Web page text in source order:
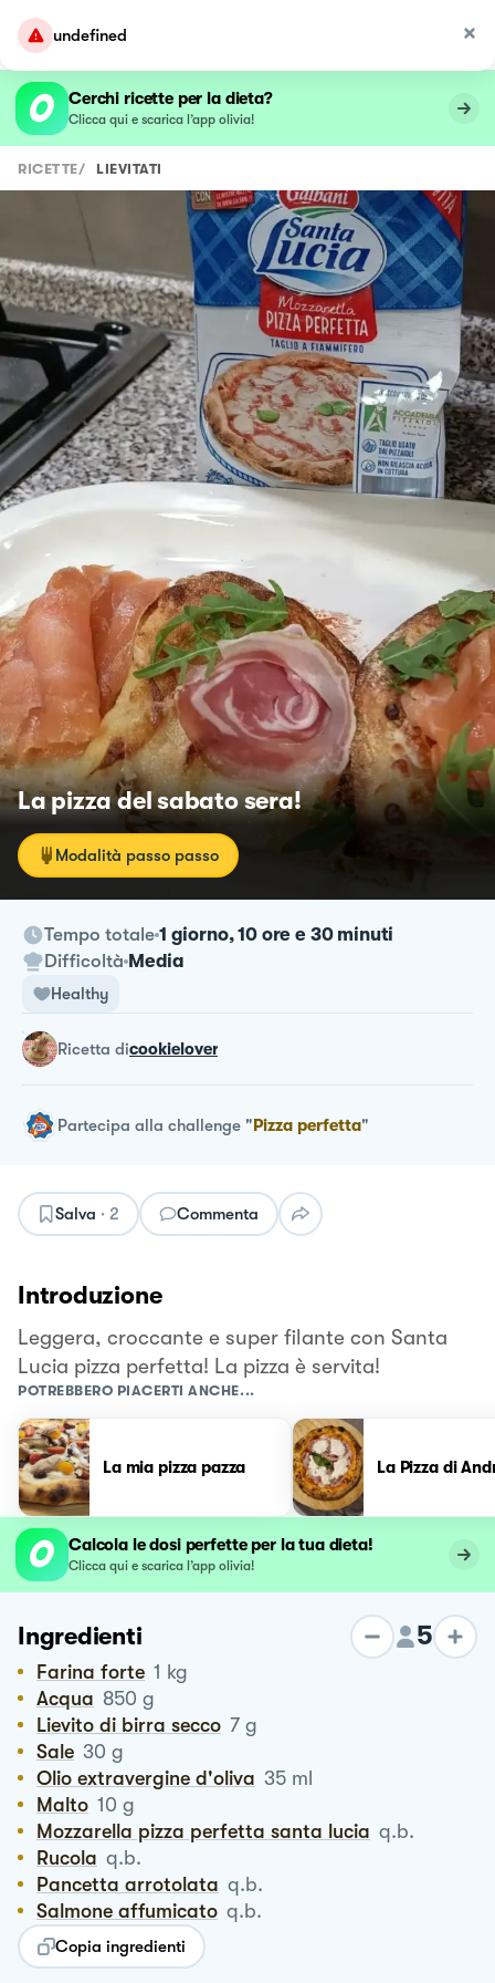
undefined
Cerchi ricette per la dieta?
Clicca qui e scarica l’app olivia!
RICETTE/ LIEVITATI
La pizza del sabato sera!
Modalità passo passo
Tempo totale 1 giorno, 10 ore e 30 minuti
Difficoltà Media
Healthy
ricetta dicookielover
Partecipa alla challenge "Pizza perfetta"
Salva · 2 Commenta
Introduzione
Leggera, croccante e super filante con Santa
Lucia pizza perfetta! La pizza è servita!
POTREBBERO PIACERTI ANCHE...
La mia pizza pazza La Pizza di
Calcola le dosi perfette per la tua dieta!
Clicca qui e scarica l’app olivia!
Ingredienti 5
Farina forte 1 kg
Acqua 850 g
Lievito di birra secco 7 g
Sale 30 g
Olio extravergine d'oliva 35 ml
Malto 10 g
Mozzarella pizza perfetta santa lucia q.b.
Rucola q.b.
Pancetta arrotolata q.b.
Salmone affumicato q.b.
Copia ingredienti